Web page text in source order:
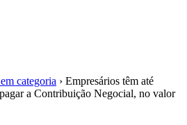
categoria › Empresários têm até
a Contribuição Negocial, no valor